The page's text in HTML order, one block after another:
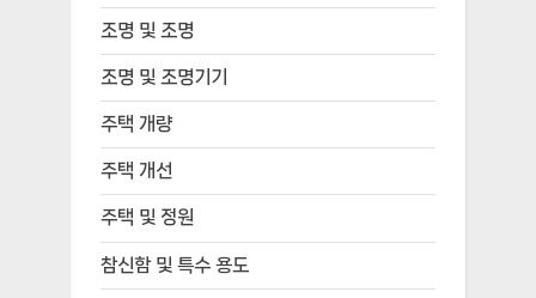
조명 및 조명
조명 및 조명기기
주택 개량
주택 개선
주택 및 정원
참신함 및 특수 용도